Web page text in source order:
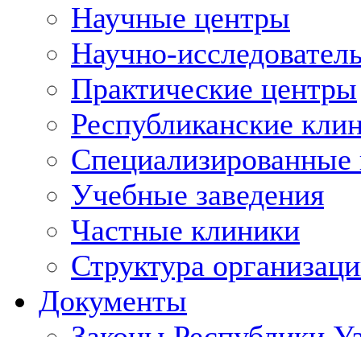
Научные центры
Научно-
Практические центры
Республиканские
Учебные заведения
Частные клиники
Структура
Документы